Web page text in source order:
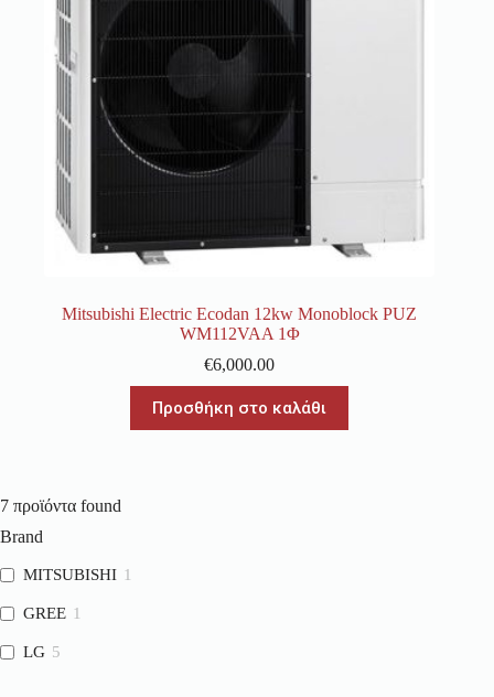
Mitsubishi Electric Ecodan 12kw Monoblock PUZ
WM112VAA 1Φ
€6,000.00
Προσθήκη στο καλάθι
7 προϊόντα found
Brand
MITSUBISHI 1
GREE 1
LG 5